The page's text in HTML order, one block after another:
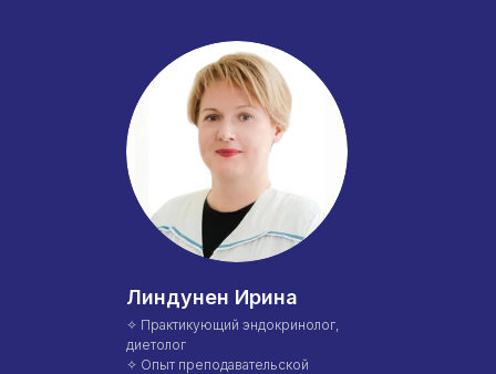
Линдунен Ирина
✧ Практикующий эндокринолог,
диетолог
✧ Опыт преподавательской